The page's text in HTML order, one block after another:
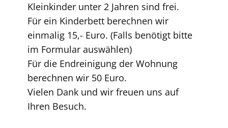
Kleinkinder unter 2 Jahren sind frei.
Für ein Kinderbett berechnen wir
einmalig 15,- Euro. (Falls benötigt bitte
im Formular auswählen)
Für die Endreinigung der Wohnung
berechnen wir 50 Euro.
Vielen Dank und wir freuen uns auf
Ihren Besuch.